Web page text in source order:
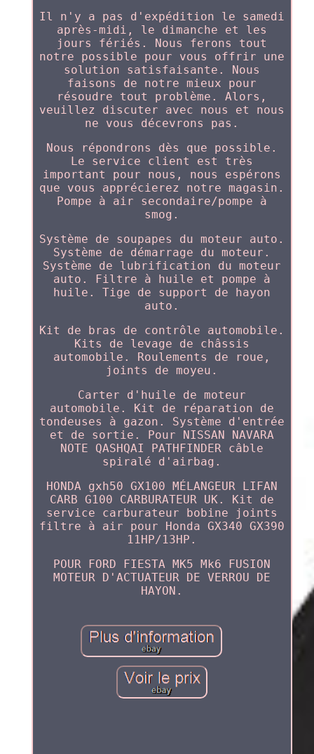
Il n'y a pas d'expédition le samedi
après-midi, le dimanche et les
jours fériés. Nous ferons tout
notre possible pour vous offrir une
solution satisfaisante. Nous
faisons de notre mieux pour
résoudre tout problème. Alors,
veuillez discuter avec nous et nous
ne vous décevrons pas.
Nous répondrons dès que possible.
Le service client est très
important pour nous, nous espérons
que vous apprécierez notre magasin.
Pompe à air secondaire/pompe à
smog.
Système de soupapes du moteur auto.
Système de démarrage du moteur.
Système de lubrification du moteur
auto. Filtre à huile et pompe à
huile. Tige de support de hayon
auto.
Kit de bras de contrôle automobile.
Kits de levage de châssis
automobile. Roulements de roue,
joints de moyeu.
Carter d'huile de moteur
automobile. Kit de réparation de
tondeuses à gazon. Système d'entrée
et de sortie. Pour NISSAN NAVARA
NOTE QASHQAI PATHFINDER câble
spiralé d'airbag.
HONDA gxh50 GX100 MÉLANGEUR LIFAN
CARB G100 CARBURATEUR UK. Kit de
service carburateur bobine joints
filtre à air pour Honda GX340 GX390
11HP/13HP.
POUR FORD FIESTA MK5 Mk6 FUSION
MOTEUR D'ACTUATEUR DE VERROU DE
HAYON.